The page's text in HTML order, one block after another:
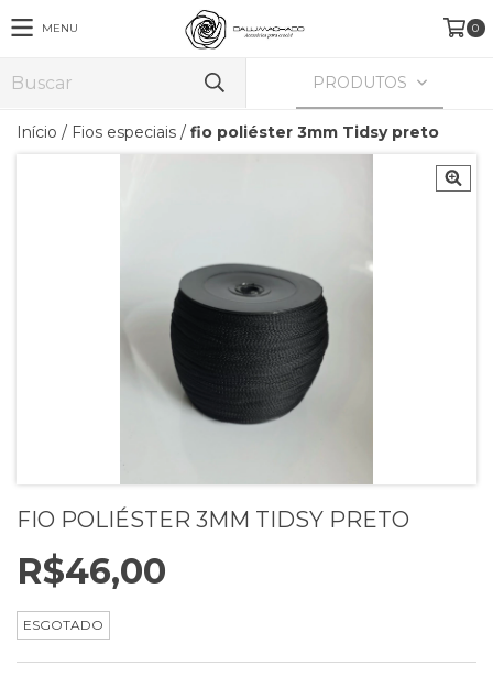
MENU 0
PRODUTOS
Início / Fios especiais / fio poliéster 3mm Tidsy preto
FIO POLIÉSTER 3MM TIDSY PRETO
R$46,00
ESGOTADO